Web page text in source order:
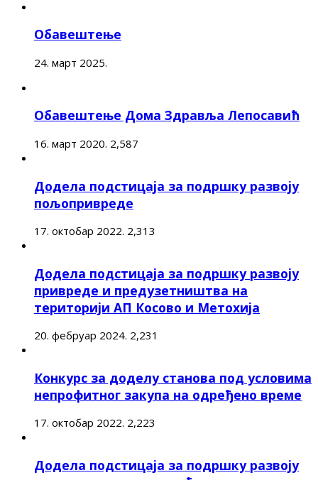
Обавештење
24. март 2025.
Обавештење Дома Здравља Лепосавић
16. март 2020. 2,587
Додела подстицаја за подршку развоју
пољопривреде
17. октобар 2022. 2,313
Додела подстицаја за подршку развоју
привреде и предузетништва на
територији АП Косово и Метохија
20. фебруар 2024. 2,231
Конкурс за доделу станова под условима
непрофитног закупа на одређено време
17. октобар 2022. 2,223
Додела подстицаја за подршку развоју